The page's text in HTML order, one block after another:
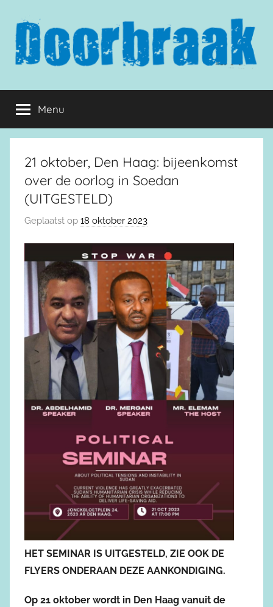
inhoud
springen
Doorbraak.eu
Menu
21 oktober, Den Haag: bijeenkomst
over de oorlog in Soedan
(UITGESTELD)
Geplaatst op 18 oktober 2023
HET SEMINAR IS UITGESTELD, ZIE OOK DE
FLYERS ONDERAAN DEZE AANKONDIGING.
Op 21 oktober wordt in Den Haag vanuit de